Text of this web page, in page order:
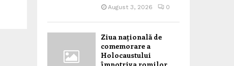
August 3, 2026 0
Ziua națională de
comemorare a
Holocaustului